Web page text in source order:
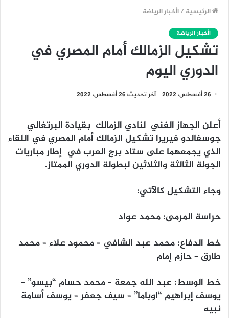
الرئيسية /اأخبار الرياضة
اأخبار الرياضة
تشكيل الزمالك أمام المصري في
الدوري اليوم
26 أغسطس، 2022 آخر تحديث: 26 أغسطس، 2022
أعلن الجهاز الفني لنادي الزمالك بقيادة البرتغالي
جوسفالدو فيريرا تشكيل الزمالك أمام المصري في اللقاء
الذي يجمعهما على ستاد برج العرب في إطار مباريات
الجولة الثالثة والثلاثين لبطولة الدوري الممتاز.
وجاء التشكيل كالآتي:
حراسة المرمى: محمد عواد
خط الدفاع: محمد عبد الشافي – محمود علاء – محمد
طارق – حازم إمام
خط الوسط: عبد الله جمعة – محمد حسام “بيسو” –
يوسف إبراهيم “اوباما” – سيف جعفر – يوسف أسامة
نبيه